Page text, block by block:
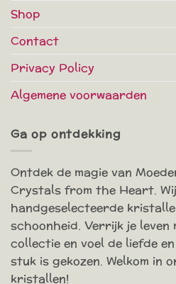
Shop
Contact
Privacy Policy
Algemene voorwaarden
Ga op ontdekking
Ontdek de magie van
Crystals from the Heart.
handgeselecteerde
schoonheid. Verrijk je leven
collectie en voel de liefde
stuk is gekozen. Welkom in
kristallen!